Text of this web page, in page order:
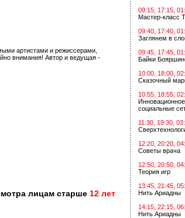
артистами и режиссерами,
внимания! Автор и ведущая -
лицам старше 12 лет
09:15, 17:15,
Мастер-класс
09:40, 17:40,
Заглянем в
09:45, 17:45,
Байки
10:00, 18:00,
Сказочный
10:55, 18:55,
социальные
11:30, 19:30,
12:20, 20:20,
Советы врача
12:50, 20:50,
Теория игр
13:45, 21:45,
Нить Ариадны
14:15, 22:15,
Нить Ариадны